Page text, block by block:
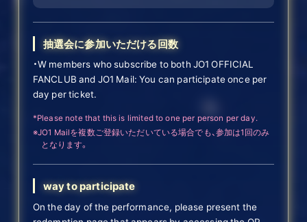
抽選会に参加いただける回数
・W members who subscribe to both JO1 OFFICIAL
FANCLUB and JO1 Mail: You can participate once per
day per ticket.
*Please note that this is limited to one per person per day.
※JO1 Mailを複数ご登録いただいている場合でも、参加は1回のみ
となります。
way to participate
On the day of the performance, please present the